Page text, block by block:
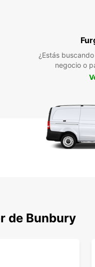
¿Estás
negocio o
de Bunbury